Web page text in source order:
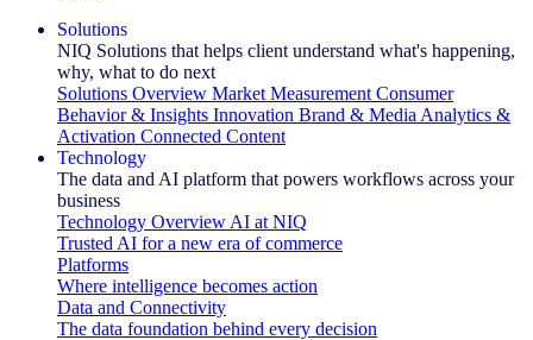
Solutions
NIQ Solutions that helps client understand what's happening,
why, what to do next
Solutions Overview Market Measurement Consumer
Behavior & Insights Innovation Brand & Media Analytics &
Activation Connected Content
Technology
The data and AI platform that powers workflows across your
business
Technology Overview AI at NIQ
Trusted AI for a new era of commerce
Platforms
Where intelligence becomes action
Data and Connectivity
The data foundation behind every decision